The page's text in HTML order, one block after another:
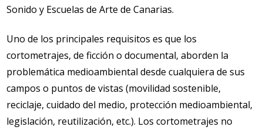
Sonido y Escuelas de Arte de Canarias.
Uno de los principales requisitos es que los
cortometrajes, de ficción o documental, aborden la
problemática medioambiental desde cualquiera de sus
campos o puntos de vistas (movilidad sostenible,
reciclaje, cuidado del medio, protección medioambiental,
legislación, reutilización, etc.). Los cortometrajes no